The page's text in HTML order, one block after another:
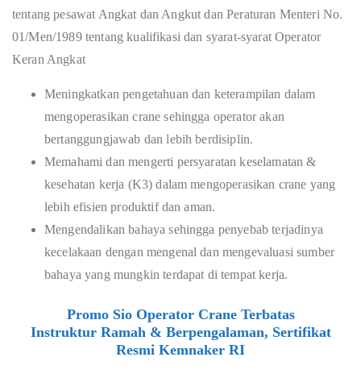
tentang pesawat Angkat dan Angkut dan Peraturan Menteri No.
01/Men/1989 tentang kualifikasi dan syarat-syarat Operator
Keran Angkat
Meningkatkan pengetahuan dan keterampilan dalam
mengoperasikan crane sehingga operator akan
bertanggungjawab dan lebih berdisiplin.
Memahami dan mengerti persyaratan keselamatan &
kesehatan kerja (K3) dalam mengoperasikan crane yang
lebih efisien produktif dan aman.
Mengendalikan bahaya sehingga penyebab terjadinya
kecelakaan dengan mengenal dan mengevaluasi sumber
bahaya yang mungkin terdapat di tempat kerja.
Promo Sio Operator Crane Terbatas
Instruktur Ramah & Berpengalaman, Sertifikat
Resmi Kemnaker RI